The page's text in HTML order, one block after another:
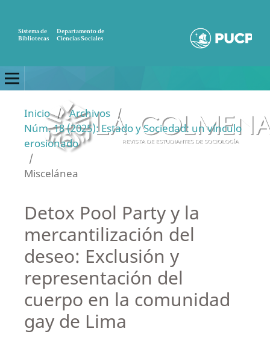
Sistema de
Bibliotecas
Departamento de
Ciencias Sociales
Inicio / Archivos /
Núm. 18 (2025): Estado y Sociedad: un vínculo
erosionado
/
Miscelánea
Detox Pool Party y la
mercantilización del
deseo: Exclusión y
representación del
cuerpo en la comunidad
gay de Lima